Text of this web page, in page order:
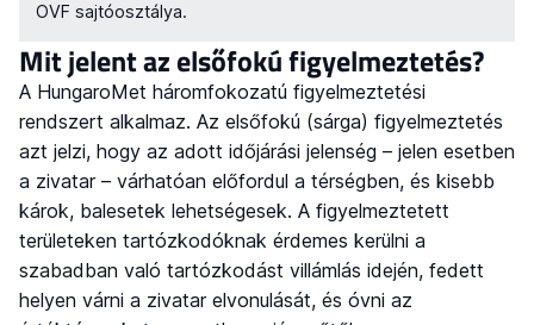
OVF sajtóosztálya.
Mit jelent az elsőfokú figyelmeztetés?
A HungaroMet háromfokozatú figyelmeztetési
rendszert alkalmaz. Az elsőfokú (sárga) figyelmeztetés
azt jelzi, hogy az adott időjárási jelenség – jelen esetben
a zivatar – várhatóan előfordul a térségben, és kisebb
károk, balesetek lehetségesek. A figyelmeztetett
területeken tartózkodóknak érdemes kerülni a
szabadban való tartózkodást villámlás idején, fedett
helyen várni a zivatar elvonulását, és óvni az